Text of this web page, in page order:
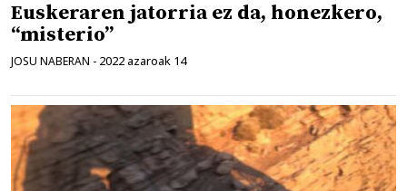
Euskeraren jatorria ez da, honezkero,
“misterio”
JOSU NABERAN - 2022 azaroak 14